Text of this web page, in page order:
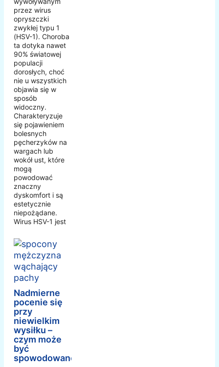
przez wirus
opryszczki
zwykłej typu 1
(HSV-1). Choroba
ta dotyka nawet
90% światowej
populacji
dorosłych, choć
nie u wszystkich
objawia się w
sposób
widoczny.
Charakteryzuje
się pojawieniem
bolesnych
pęcherzyków na
wargach lub
wokół ust, które
mogą
powodować
znaczny
dyskomfort i są
estetycznie
niepożądane.
Wirus HSV-1 jest
Nadmierne
pocenie się
przy
niewielkim
wysiłku –
czym może
być
spowodowane?